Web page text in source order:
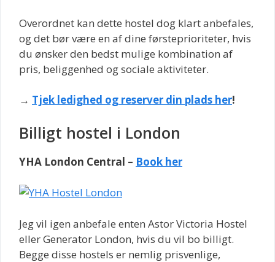
Overordnet kan dette hostel dog klart anbefales,
og det bør være en af dine førsteprioriteter, hvis
du ønsker den bedst mulige kombination af
pris, beliggenhed og sociale aktiviteter.
→ Tjek ledighed og reserver din plads her!
Billigt hostel i London
YHA London Central – Book her
Jeg vil igen anbefale enten Astor Victoria Hostel
eller Generator London, hvis du vil bo billigt.
Begge disse hostels er nemlig prisvenlige,